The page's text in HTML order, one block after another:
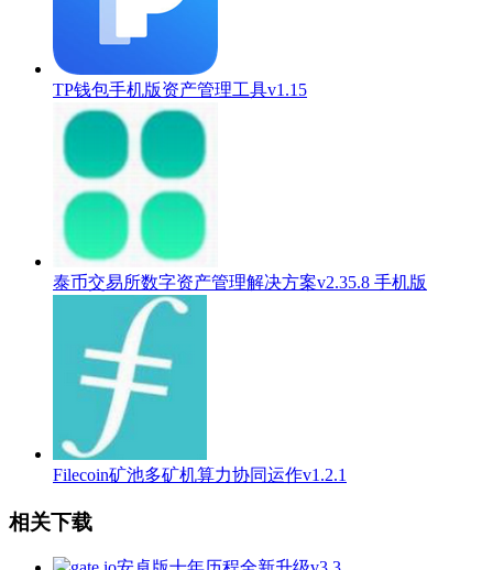
TP钱包手机版资产管理工具v1.15
泰币交易所数字资产管理解决方案v2.35.8 手机版
Filecoin矿池多矿机算力协同运作v1.2.1
相关下载